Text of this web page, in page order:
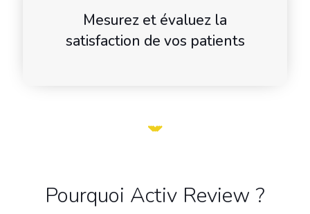
Mesurez et évaluez la
satisfaction de vos patients
Pourquoi Activ Review ?